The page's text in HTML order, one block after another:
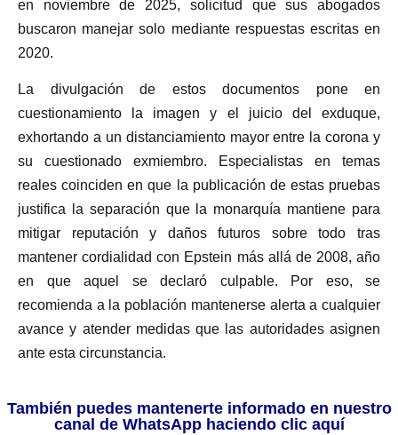
en noviembre de 2025, solicitud que sus abogados
buscaron manejar solo mediante respuestas escritas en
2020.
La divulgación de estos documentos pone en
cuestionamiento la imagen y el juicio del exduque,
exhortando a un distanciamiento mayor entre la corona y
su cuestionado exmiembro. Especialistas en temas
reales coinciden en que la publicación de estas pruebas
justifica la separación que la monarquía mantiene para
mitigar reputación y daños futuros sobre todo tras
mantener cordialidad con Epstein más allá de 2008, año
en que aquel se declaró culpable. Por eso, se
recomienda a la población mantenerse alerta a cualquier
avance y atender medidas que las autoridades asignen
ante esta circunstancia.
También puedes mantenerte informado en nuestro
canal de WhatsApp haciendo clic aquí